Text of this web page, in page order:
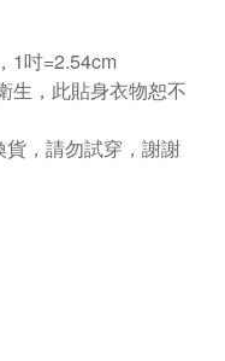
1吋=2.54cm
生，此貼身衣物恕不
，請勿試穿，謝謝